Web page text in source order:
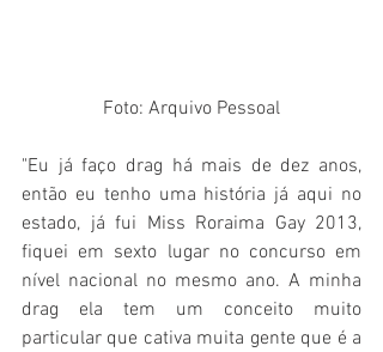
Foto: Arquivo Pessoal
"Eu já faço drag há mais de dez anos,
então eu tenho uma história já aqui no
estado, já fui Miss Roraima Gay 2013,
fiquei em sexto lugar no concurso em
nível nacional no mesmo ano. A minha
drag ela tem um conceito muito
particular que cativa muita gente que é a